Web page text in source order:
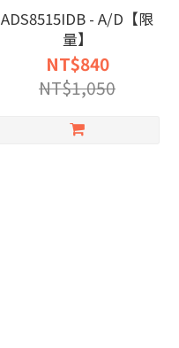
ADS8515IDB - A/D【限
量】
NT$840
NT$1,050